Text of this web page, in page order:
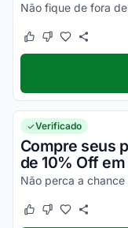
Este cupom
Este cupom não
Verificado
Compre seus
de 10% Off
Este cupom
Este cupom não